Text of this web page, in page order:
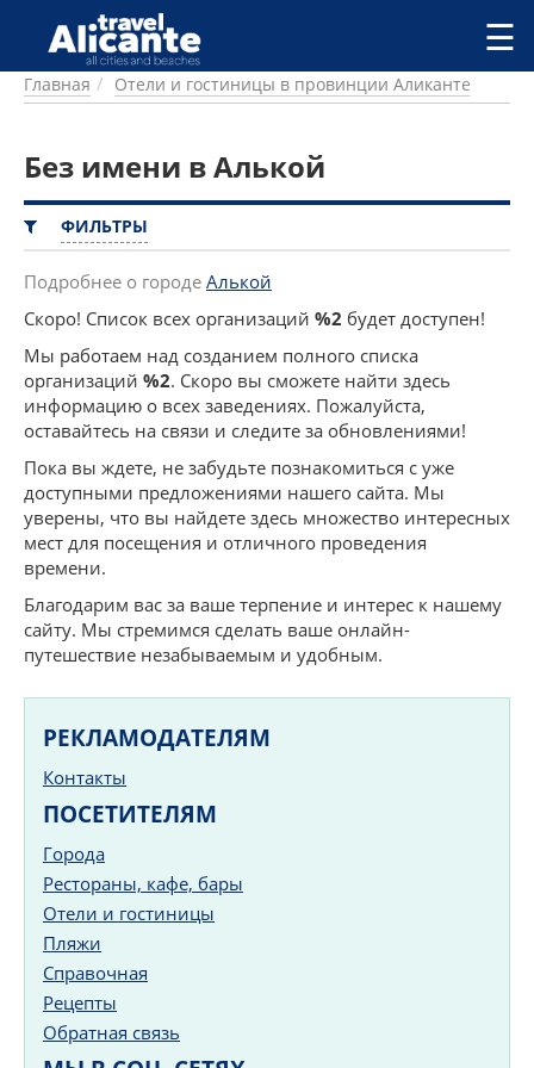
Перейти к основному содержанию
ГОРОДА
ПИТАНИЕ
ПЛЯЖИ
ДОСТОПРИМЕЧАТЕЛЬНОСТИ
КЕМПИНГ
КОМАРКИ (РАЙОНЫ)
РЕЦЕПТЫ
ПРЕДЛОЖЕНИЯ
СТАТЬИ
УСЛУГИ
☰
Главная Отели и гостиницы в провинции Аликанте
Без имени в Алькой
ФИЛЬТРЫ
Подробнее о городе Алькой
Скоро! Список всех организаций %2 будет доступен!
Мы работаем над созданием полного списка
организаций %2. Скоро вы сможете найти здесь
информацию о всех заведениях. Пожалуйста,
оставайтесь на связи и следите за обновлениями!
Пока вы ждете, не забудьте познакомиться с уже
доступными предложениями нашего сайта. Мы
уверены, что вы найдете здесь множество интересных
мест для посещения и отличного проведения
времени.
Благодарим вас за ваше терпение и интерес к нашему
сайту. Мы стремимся сделать ваше онлайн-
путешествие незабываемым и удобным.
РЕКЛАМОДАТЕЛЯМ
Контакты
ПОСЕТИТЕЛЯМ
Города
Рестораны, кафе, бары
Отели и гостиницы
Пляжи
Справочная
Рецепты
Обратная связь